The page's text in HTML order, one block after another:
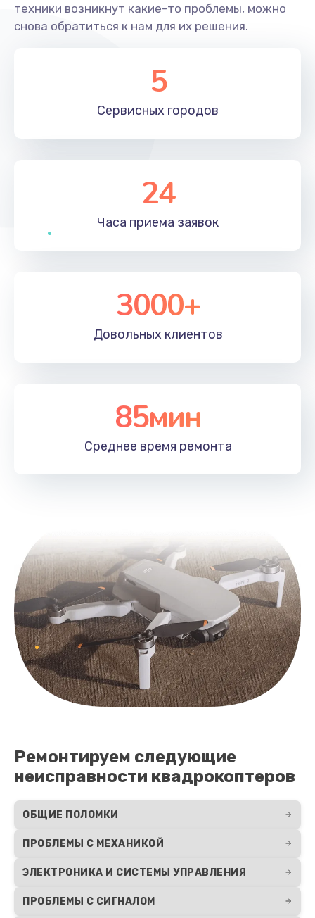
техники возникнут какие-то проблемы, можно
снова обратиться к нам для их решения.
5
Сервисных городов
24
Часа приема заявок
3000+
Довольных клиентов
85мин
Среднее время ремонта
Ремонтируем следующие
неисправности квадрокоптеров
ОБЩИЕ ПОЛОМКИ
ПРОБЛЕМЫ С МЕХАНИКОЙ
ЭЛЕКТРОНИКА И СИСТЕМЫ УПРАВЛЕНИЯ
ПРОБЛЕМЫ С СИГНАЛОМ